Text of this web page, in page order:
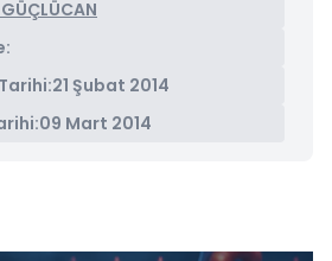
21 Şubat 2014
09 Mart 2014